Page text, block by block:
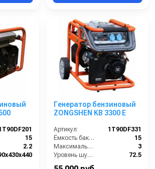
15
2.2
Генератор бензиновый
ZONGSHEN KB 3300 E
Артикул:
1T90DF331
Ёмкость бака (л):
15
Максимальная мощность (кВА):
3
Уровень шума (дБ(А)):
72.5
Габариты (ДхШхВ):